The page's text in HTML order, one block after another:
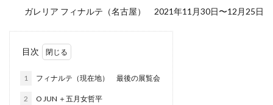
ガレリア フィナルテ（名古屋） 2021年11月30日〜12月25日
目次
1 フィナルテ（現在地） 最後の展覧会
2 O JUN ＋五月女哲平